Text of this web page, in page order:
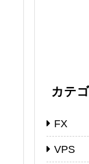
カテ
FX
VPS